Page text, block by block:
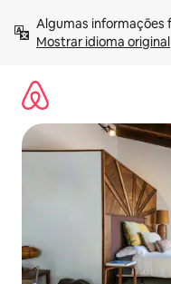
para
Mostrar idioma original